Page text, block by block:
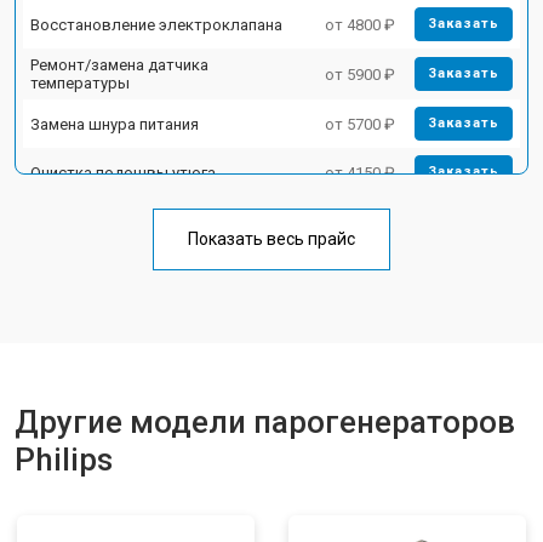
Восстановление электроклапана от 4800 ₽ Заказать
Ремонт/замена датчика
температуры
от 5900 ₽ Заказать
Замена шнура питания от 5700 ₽ Заказать
Очистка подошвы утюга от 4150 ₽ Заказать
Корпусный ремонт (замена резинок,
Профилактическая чистка от 4700 ₽
Показать весь прайс
Другие модели парогенераторов
Philips